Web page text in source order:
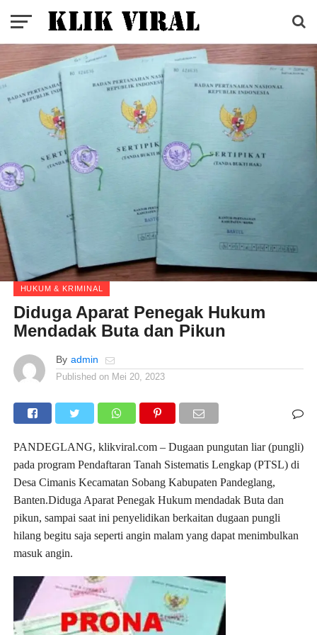
HUKUM & KRIMINAL
Diduga Aparat Penegak Hukum
Mendadak Buta dan Pikun
By admin
Published on Mei 20, 2023
PANDEGLANG, klikviral.com – Dugaan pungutan liar (pungli)
pada program Pendaftaran Tanah Sistematis Lengkap (PTSL) di
Desa Cimanis Kecamatan Sobang Kabupaten Pandeglang,
Banten.Diduga Aparat Penegak Hukum mendadak Buta dan
pikun, sampai saat ini penyelidikan berkaitan dugaan pungli
hilang begitu saja seperti angin malam yang dapat menimbulkan
masuk angin.